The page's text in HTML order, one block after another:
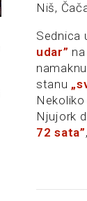
Niš,
Sednica
udar”
stanu
Njujork
72 sata”